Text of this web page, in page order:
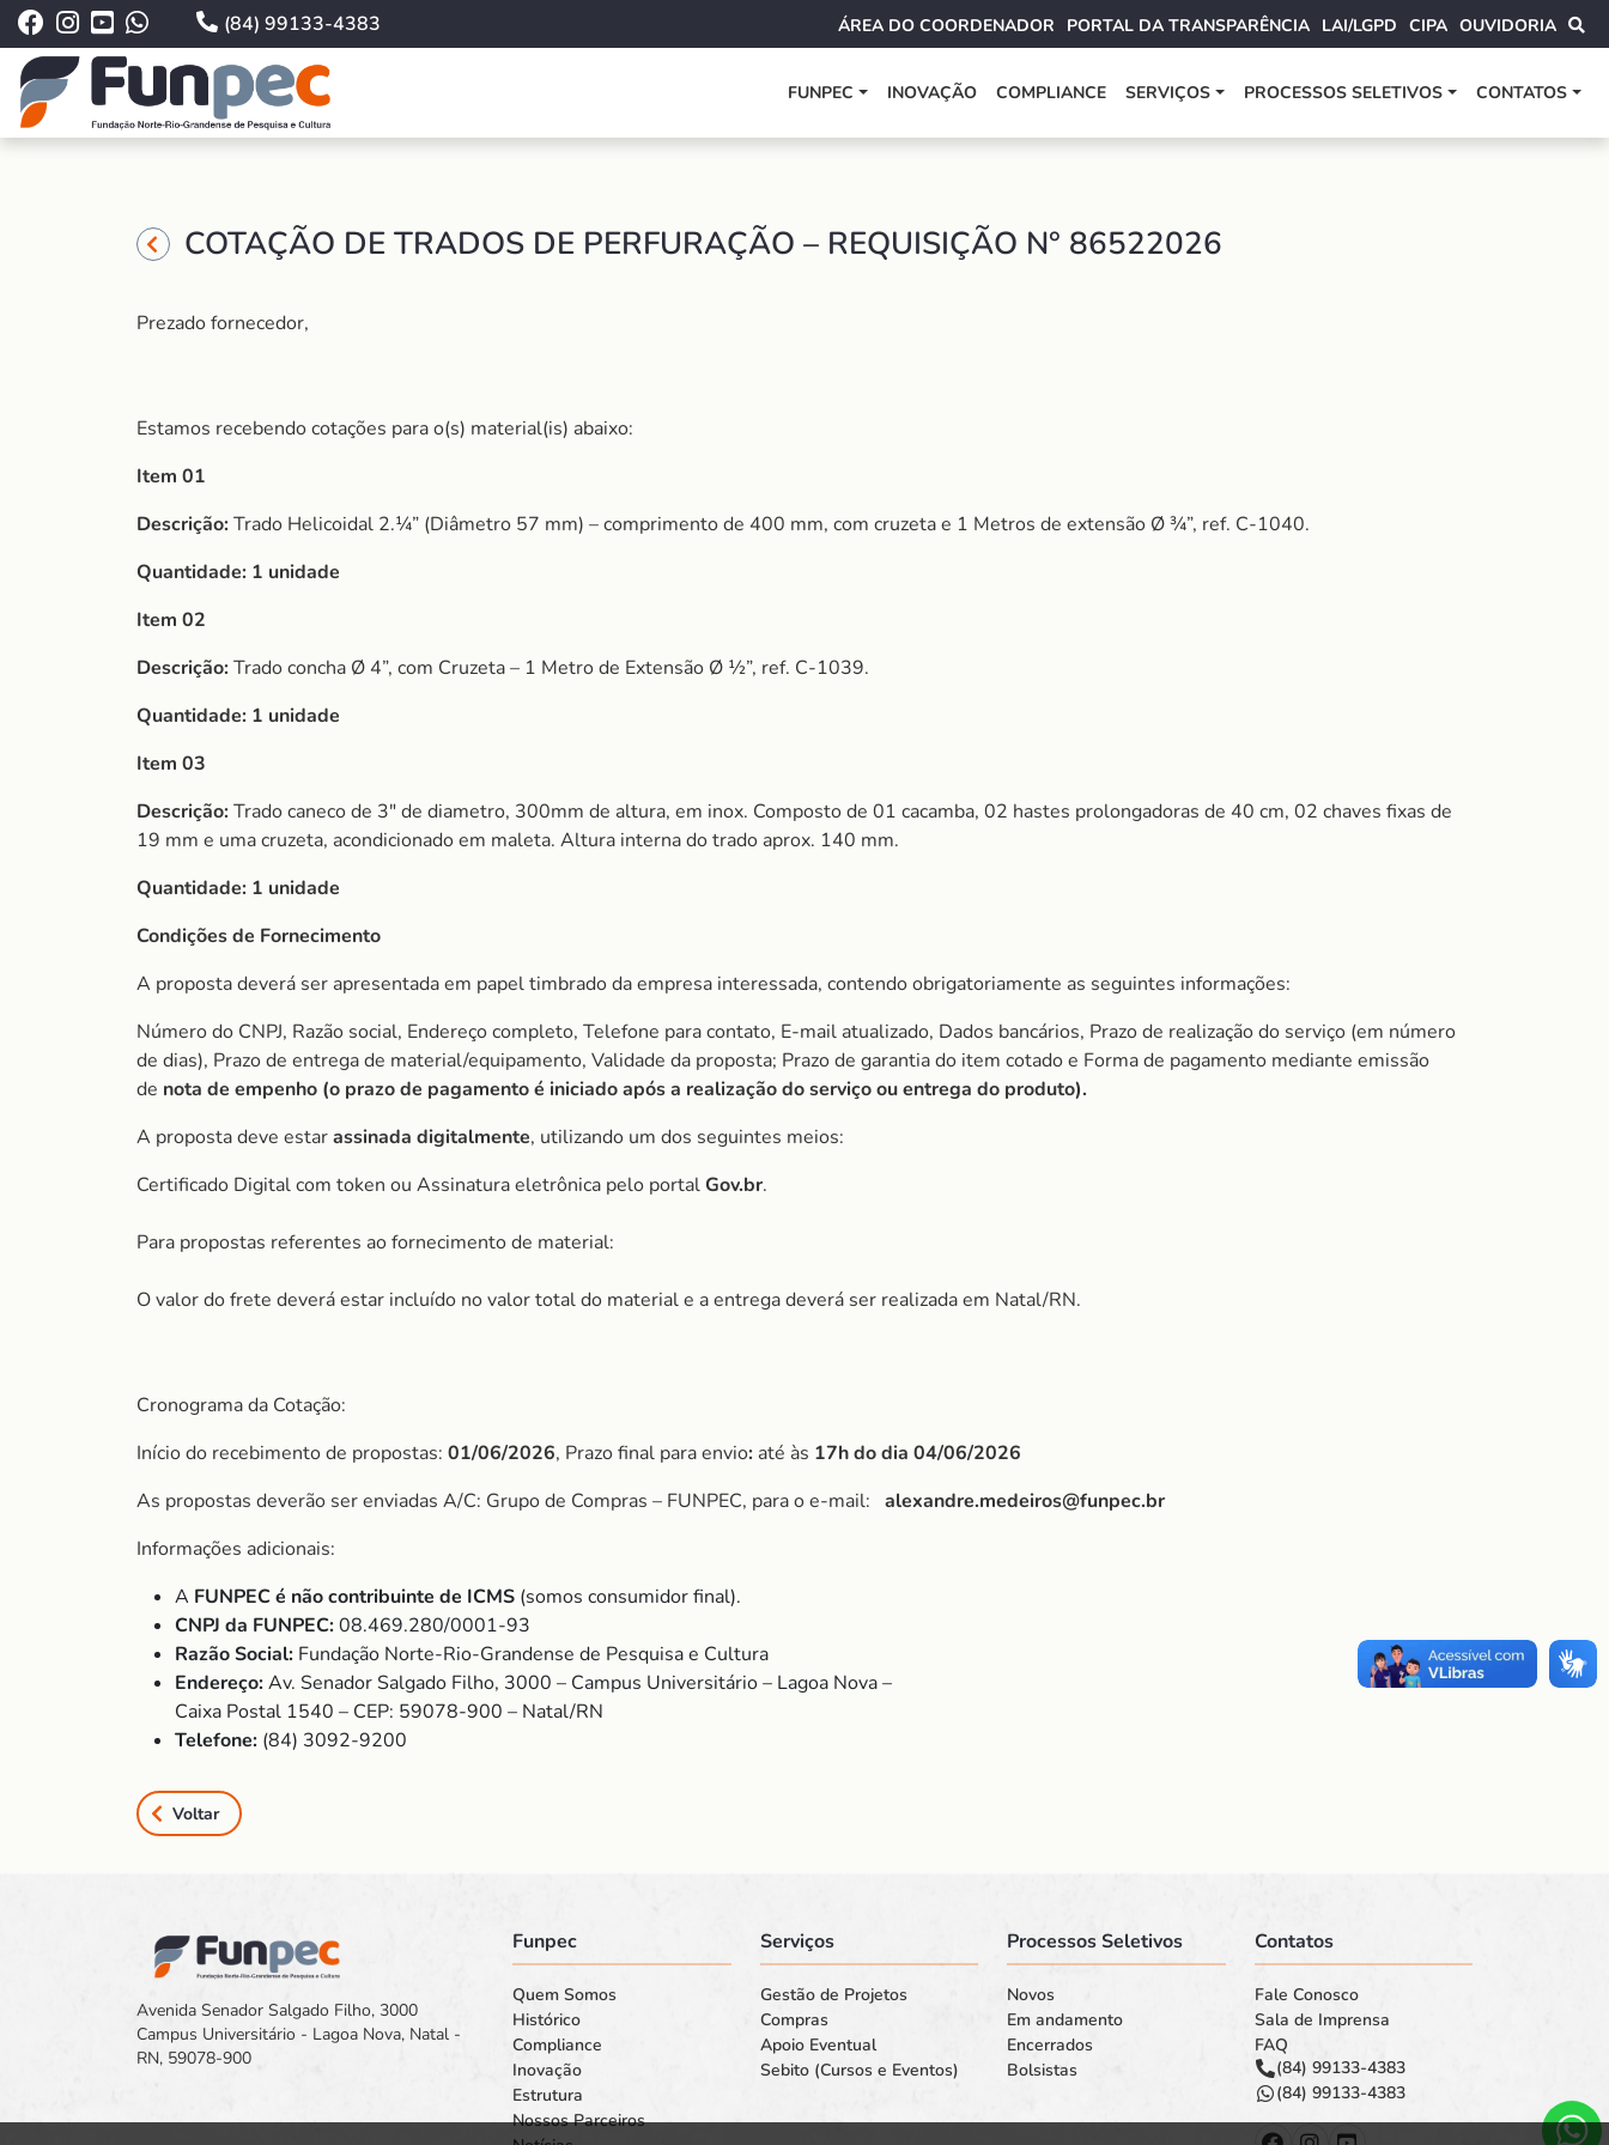
(84) 99133-4383 ÁREA DO COORDENADOR PORTAL DA TRANSPARÊNCIA LAI/LGPD CIPA OUVIDORIA
FUNPEC INOVAÇÃO COMPLIANCE SERVIÇOS PROCESSOS SELETIVOS CONTATOS
COTAÇÃO DE TRADOS DE PERFURAÇÃO – REQUISIÇÃO N° 86522026
Prezado fornecedor,
Estamos recebendo cotações para o(s) material(is) abaixo:
Item 01
Descrição:Trado Helicoidal 2.¼” (Diâmetro 57 mm) – comprimento de 400 mm, com cruzeta e 1 Metros de extensão Ø ¾”, ref. C-1040.
Quantidade: 1 unidade
Item 02
Descrição:Trado concha Ø 4”, com Cruzeta – 1 Metro de Extensão Ø ½”, ref. C-1039.
Quantidade: 1 unidade
Item 03
Descrição:Trado caneco de 3″ de diametro, 300mm de altura, em inox. Composto de 01 cacamba, 02 hastes prolongadoras de 40 cm, 02 chaves fixas de
19 mm e uma cruzeta, acondicionado em maleta. Altura interna do trado aprox. 140 mm.
Quantidade: 1 unidade
Condições de Fornecimento
A proposta deverá ser apresentada em papel timbrado da empresa interessada, contendo obrigatoriamente as seguintes informações:
Número do CNPJ, Razão social, Endereço completo, Telefone para contato, E-mail atualizado, Dados bancários, Prazo de realização do serviço (em número
de dias), Prazo de entrega de material/equipamento, Validade da proposta; Prazo de garantia do item cotado e Forma de pagamento mediante emissão
de nota de empenho (o prazo de pagamento é iniciado após a realização do serviço ou entrega do produto).
A proposta deve estarassinada digitalmente, utilizando um dos seguintes meios:
Certificado Digital com token ou Assinatura eletrônica pelo portalGov.br.
Para propostas referentes ao fornecimento de material:
O valor do frete deverá estar incluído no valor total do material e a entrega deverá ser realizada em Natal/RN.
Cronograma da Cotação:
Início do recebimento de propostas: 01/06/2026, Prazo final para envio: até às 17h do dia 04/06/2026
As propostas deverão ser enviadas A/C: Grupo de Compras – FUNPEC, para o e-mail: alexandre.medeiros@funpec.br
Informações adicionais:
A FUNPEC é não contribuinte de ICMS (somos consumidor final).
CNPJ da FUNPEC:08.469.280/0001-93
Razão Social: Fundação Norte-Rio-Grandense de Pesquisa e Cultura
Endereço:Av. Senador Salgado Filho, 3000 – Campus Universitário – Lagoa Nova –
Caixa Postal 1540 – CEP: 59078-900 – Natal/RN
Telefone: (84) 3092-9200
Voltar
Avenida Senador Salgado Filho, 3000
Campus Universitário - Lagoa Nova, Natal -
RN, 59078-900
Funpec
Quem Somos
Histórico
Compliance
Inovação
Estrutura
Nossos Parceiros
Serviços
Gestão de Projetos
Compras
Apoio Eventual
Sebito (Cursos e Eventos)
Processos Seletivos
Novos
Em andamento
Encerrados
Bolsistas
Contatos
Fale Conosco
Sala de Imprensa
FAQ
(84) 99133-4383
(84) 99133-4383